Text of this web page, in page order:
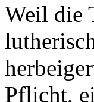
Weil die
Pflicht,